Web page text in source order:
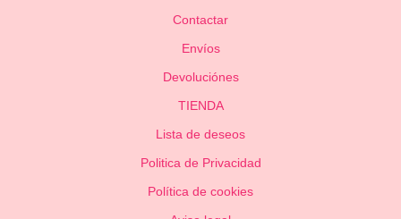
Contactar
Envíos
Devoluciónes
TIENDA
Lista de deseos
Politica de Privacidad
Política de cookies